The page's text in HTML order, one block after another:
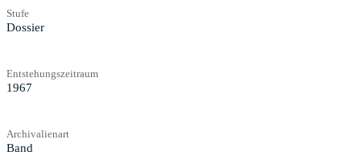
Stufe
Dossier
Entstehungszeitraum
1967
Archivalienart
Band